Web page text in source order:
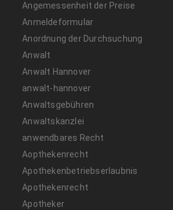
Angemessenheit der Preise
Anmeldeformular
Anordnung der Durchsuchung
Anwalt
Anwalt Hannover
anwalt-hannover
Anwaltsgebühren
Anwaltskanzlei
anwendbares Recht
Aopthekenrecht
Apothekenbetriebserlaubnis
Apothekenrecht
Apotheker